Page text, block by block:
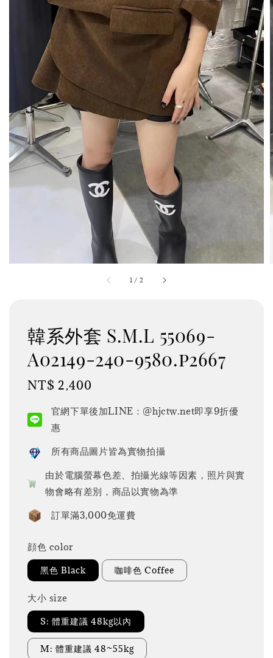
1 / 2
韓系外套 S.M.L 55069-
A02149-240-9580.p2667
Regular
NT$ 2,400
官網下單後加LINE：@hjctw.net即享9折優
惠
所有商品圖片皆為實物拍攝
由於電腦螢幕色差、拍攝光線等因素，照片與實
物會略有差別，商品以實物為準
訂單滿3,000免運費
顔色 color
黑色 Black 咖啡色 Coffee
大小 size
S: 體重建議 48kg以內
M: 體重建議 48~55kg